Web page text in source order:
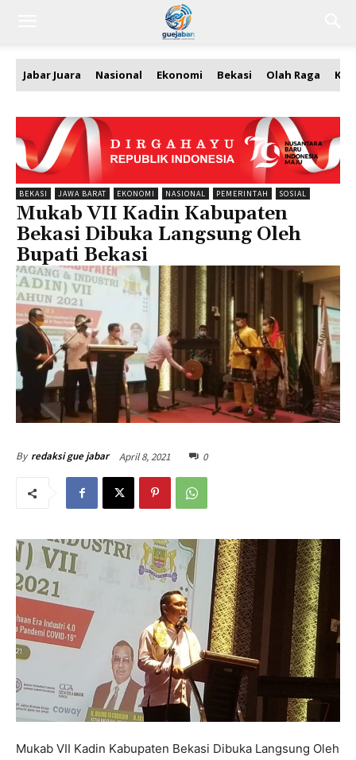
Jabar Juara Nasional Ekonomi Bekasi Olah Raga
BEKASI JAWA BARAT EKONOMI NASIONAL PEMERINTAH SOSIAL
Mukab VII Kadin Kabupaten
Bekasi Dibuka Langsung Oleh
Bupati Bekasi
By redaksi gue jabar April 8, 2021 0
Mukab VII Kadin Kabupaten Bekasi Dibuka Langsung Oleh